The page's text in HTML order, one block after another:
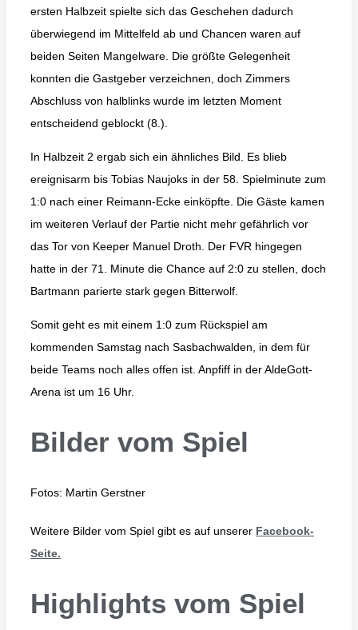
ersten Halbzeit spielte sich das Geschehen dadurch
überwiegend im Mittelfeld ab und Chancen waren auf
beiden Seiten Mangelware. Die größte Gelegenheit
konnten die Gastgeber verzeichnen, doch Zimmers
Abschluss von halblinks wurde im letzten Moment
entscheidend geblockt (8.).
In Halbzeit 2 ergab sich ein ähnliches Bild. Es blieb
ereignisarm bis Tobias Naujoks in der 58. Spielminute zum
1:0 nach einer Reimann-Ecke einköpfte. Die Gäste kamen
im weiteren Verlauf der Partie nicht mehr gefährlich vor
das Tor von Keeper Manuel Droth. Der FVR hingegen
hatte in der 71. Minute die Chance auf 2:0 zu stellen, doch
Bartmann parierte stark gegen Bitterwolf.
Somit geht es mit einem 1:0 zum Rückspiel am
kommenden Samstag nach Sasbachwalden, in dem für
beide Teams noch alles offen ist. Anpfiff in der AldeGott-
Arena ist um 16 Uhr.
Bilder vom Spiel
Fotos: Martin Gerstner
Weitere Bilder vom Spiel gibt es auf unserer Facebook-
Seite.
Highlights vom Spiel